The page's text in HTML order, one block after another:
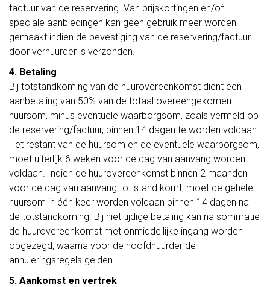
factuur van de reservering. Van prijskortingen en/of
speciale aanbiedingen kan geen gebruik meer worden
gemaakt indien de bevestiging van de reservering/factuur
door verhuurder is verzonden.
4. Betaling
Bij totstandkoming van de huurovereenkomst dient een
aanbetaling van 50% van de totaal overeengekomen
huursom, minus eventuele waarborgsom, zoals vermeld op
de reservering/factuur, binnen 14 dagen te worden voldaan.
Het restant van de huursom en de eventuele waarborgsom,
moet uiterlijk 6 weken voor de dag van aanvang worden
voldaan. Indien de huurovereenkomst binnen 2 maanden
voor de dag van aanvang tot stand komt, moet de gehele
huursom in één keer worden voldaan binnen 14 dagen na
de totstandkoming. Bij niet tijdige betaling kan na sommatie
de huurovereenkomst met onmiddellijke ingang worden
opgezegd, waarna voor de hoofdhuurder de
annuleringsregels gelden.
5. Aankomst en vertrek